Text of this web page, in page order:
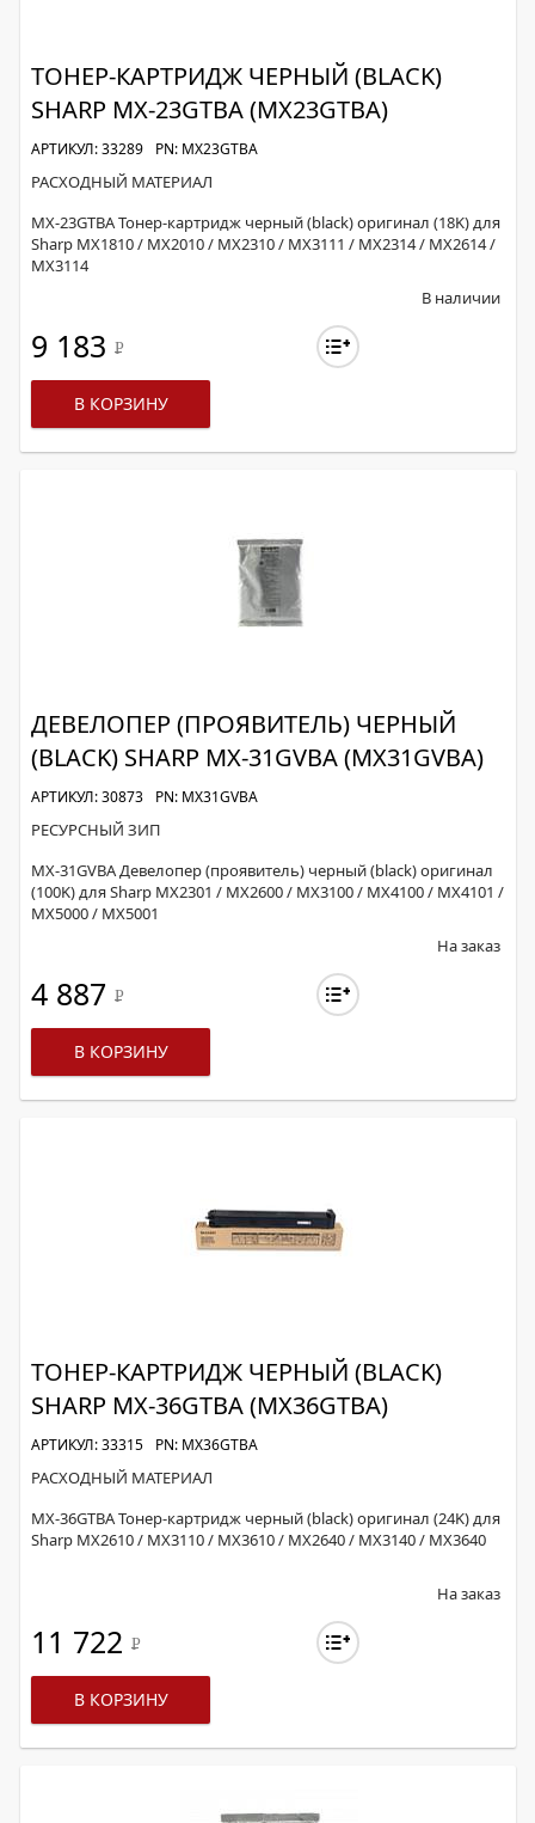
ТОНЕР-КАРТРИДЖ ЧЕРНЫЙ (BLACK)
SHARP MX-23GTBA (MX23GTBA)
АРТИКУЛ: 33289 PN: MX23GTBA
РАСХОДНЫЙ МАТЕРИАЛ
MX-23GTBA Тонер-картридж черный (black) оригинал (18K) для
Sharp MX1810 / MX2010 / MX2310 / MX3111 / MX2314 / MX2614 /
MX3114
В наличии
9 183 Р
В КОРЗИНУ
ДЕВЕЛОПЕР (ПРОЯВИТЕЛЬ) ЧЕРНЫЙ
(BLACK) SHARP MX-31GVBA (MX31GVBA)
АРТИКУЛ: 30873 PN: MX31GVBA
РЕСУРСНЫЙ ЗИП
MX-31GVBA Девелопер (проявитель) черный (black) оригинал
(100K) для Sharp MX2301 / MX2600 / MX3100 / MX4100 / MX4101 /
MX5000 / MX5001
На заказ
4 887 Р
В КОРЗИНУ
ТОНЕР-КАРТРИДЖ ЧЕРНЫЙ (BLACK)
SHARP MX-36GTBA (MX36GTBA)
АРТИКУЛ: 33315 PN: MX36GTBA
РАСХОДНЫЙ МАТЕРИАЛ
MX-36GTBA Тонер-картридж черный (black) оригинал (24K) для
Sharp MX2610 / MX3110 / MX3610 / MX2640 / MX3140 / MX3640
На заказ
11 722 Р
В КОРЗИНУ